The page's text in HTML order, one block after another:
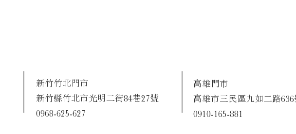
新竹竹北門市
新竹縣竹北市光明二街84巷27號
0968-625-627
高雄門市
高雄市三民區九如二路636
0910-165-881